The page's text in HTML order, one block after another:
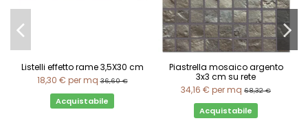
Listelli effetto rame 3,5X30 cm
18,30 € per mq 36,60 €
Acquistabile
Piastrella mosaico argento
3x3 cm su rete
34,16 € per mq 68,32 €
Acquistabile